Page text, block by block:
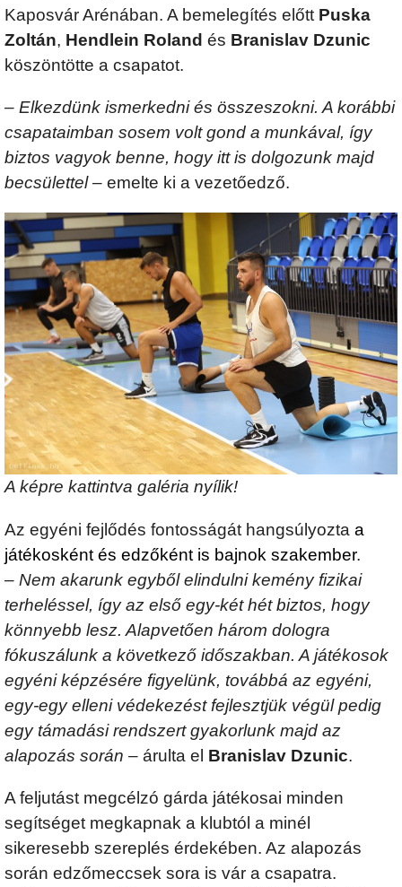
Kaposvár Arénában. A bemelegítés előtt Puska
Zoltán, Hendlein Roland és Branislav Dzunic
köszöntötte a csapatot.
– Elkezdünk ismerkedni és összeszokni. A korábbi
csapataimban sosem volt gond a munkával, így
biztos vagyok benne, hogy itt is dolgozunk majd
becsülettel– emelte ki a vezetőedző.
A képre kattintva galéria nyílik!
Az egyéni fejlődés fontosságát hangsúlyozta a
játékosként és edzőként is bajnok szakember.
– Nem akarunk egyből elindulni kemény fizikai
terheléssel, így az első egy-két hét biztos, hogy
könnyebb lesz. Alapvetően három dologra
fókuszálunk a következő időszakban. A játékosok
egyéni képzésére figyelünk, továbbá az egyéni,
egy-egy elleni védekezést fejlesztjük végül pedig
egy támadási rendszert gyakorlunk majd az
alapozás során – árulta el Branislav Dzunic.
A feljutást megcélzó gárda játékosai minden
segítséget megkapnak a klubtól a minél
sikeresebb szereplés érdekében. Az alapozás
során edzőmeccsek sora is vár a csapatra.